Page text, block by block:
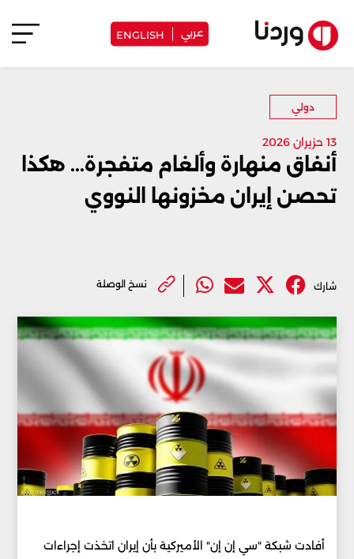
عربي ENGLISH
دولي
13 حزيران 2026
أنفاق منهارة وألغام متفجرة... هكذا
تحصن إيران مخزونها النووي
شارك نسخ الوصلة
أفادت شبكة "سي إن إن" الأميركية بأن إيران اتخذت إجراءات